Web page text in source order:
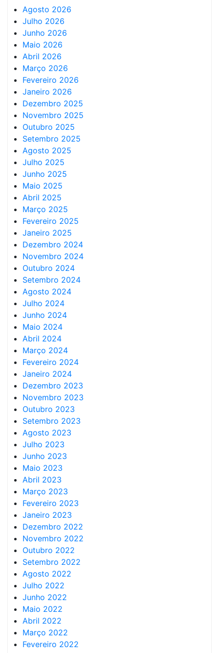
Agosto 2026
Julho 2026
Junho 2026
Maio 2026
Abril 2026
Março 2026
Fevereiro 2026
Janeiro 2026
Dezembro 2025
Novembro 2025
Outubro 2025
Setembro 2025
Agosto 2025
Julho 2025
Junho 2025
Maio 2025
Abril 2025
Março 2025
Fevereiro 2025
Janeiro 2025
Dezembro 2024
Novembro 2024
Outubro 2024
Setembro 2024
Agosto 2024
Julho 2024
Junho 2024
Maio 2024
Abril 2024
Março 2024
Fevereiro 2024
Janeiro 2024
Dezembro 2023
Novembro 2023
Outubro 2023
Setembro 2023
Agosto 2023
Julho 2023
Junho 2023
Maio 2023
Abril 2023
Março 2023
Fevereiro 2023
Janeiro 2023
Dezembro 2022
Novembro 2022
Outubro 2022
Setembro 2022
Agosto 2022
Julho 2022
Junho 2022
Maio 2022
Abril 2022
Março 2022
Fevereiro 2022